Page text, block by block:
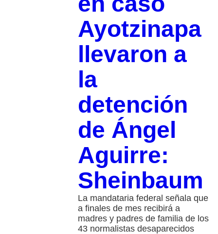
Ayotzinapa
llevaron a
la
detención
de Ángel
Aguirre:
Sheinbaum
La mandataria federal señala que
a finales de mes recibirá a
madres y padres de familia de los
43 normalistas desaparecidos